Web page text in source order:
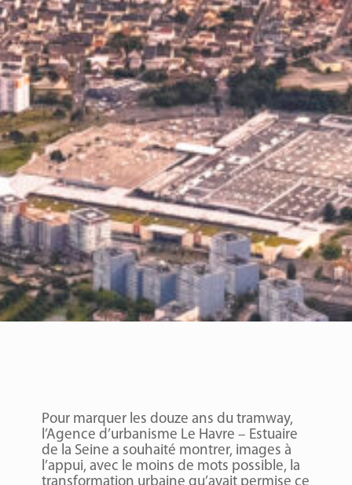
Pour marquer les douze ans du tramway,
l’Agence d’urbanisme Le Havre – Estuaire
de la Seine a souhaité montrer, images à
l’appui, avec le moins de mots possible, la